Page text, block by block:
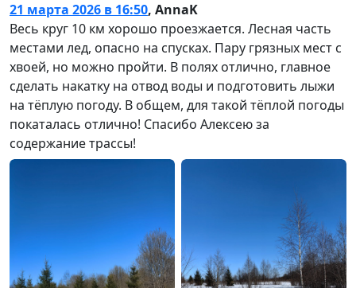
21 марта 2026 в 16:50, AnnaK
Весь круг 10 км хорошо проезжается. Лесная часть
местами лед, опасно на спусках. Пару грязных мест с
хвоей, но можно пройти. В полях отлично, главное
сделать накатку на отвод воды и подготовить лыжи
на тёплую погоду. В общем, для такой тёплой погоды
покаталась отлично! Спасибо Алексею за
содержание трассы!